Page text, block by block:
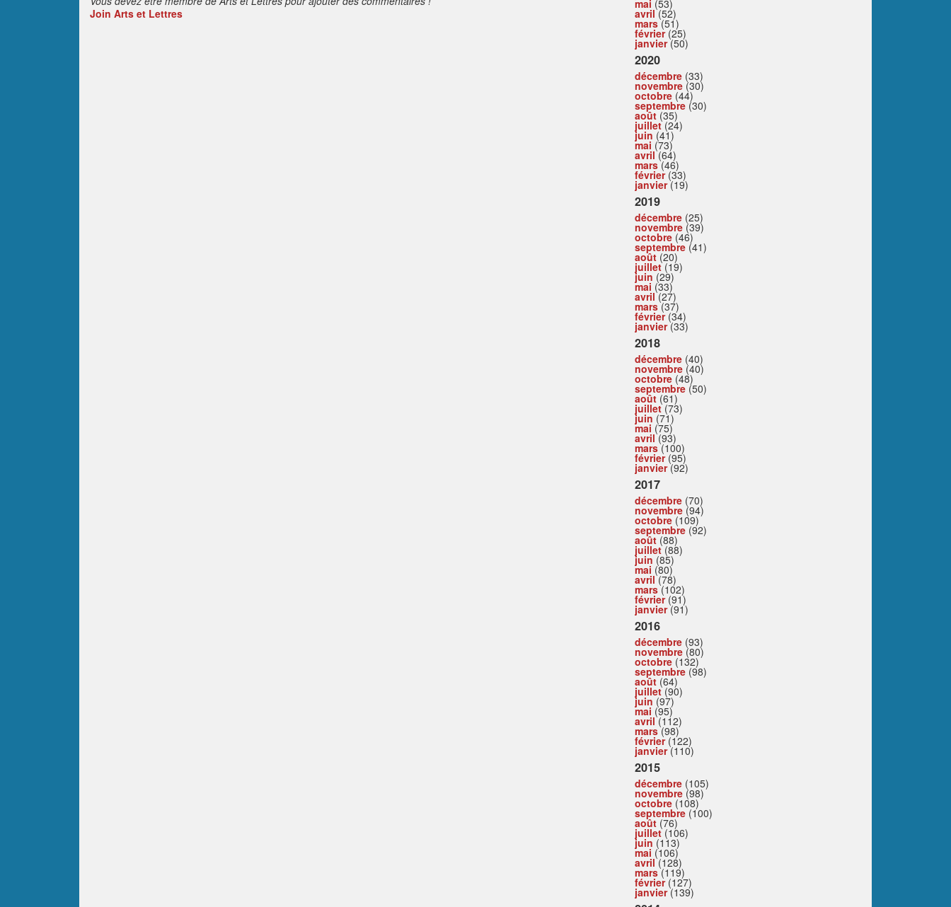
Join Arts et Lettres
mai (53)
avril(52)
mars(51)
février(25)
janvier(50)
2020
décembre (33)
novembre (30)
octobre (44)
septembre (30)
août (35)
juillet(24)
juin (41)
mai (73)
avril(64)
mars(46)
février(33)
janvier(19)
2019
décembre (25)
novembre (39)
octobre (46)
septembre (41)
août (20)
juillet(19)
juin (29)
mai (33)
avril(27)
mars(37)
février(34)
janvier(33)
2018
décembre (40)
novembre (40)
octobre (48)
septembre (50)
août (61)
juillet(73)
juin (71)
mai (75)
avril(93)
mars(100)
février(95)
janvier(92)
2017
décembre (70)
novembre (94)
octobre (109)
septembre (92)
août (88)
juillet(88)
juin (85)
mai (80)
avril(78)
mars(102)
février(91)
janvier(91)
2016
décembre (93)
novembre (80)
octobre (132)
septembre (98)
août (64)
juillet(90)
juin (97)
mai (95)
avril(112)
mars(98)
février(122)
janvier(110)
2015
décembre (105)
novembre (98)
octobre (108)
septembre (100)
août (76)
juillet(106)
juin (113)
mai (106)
avril(128)
mars(119)
février(127)
janvier(139)